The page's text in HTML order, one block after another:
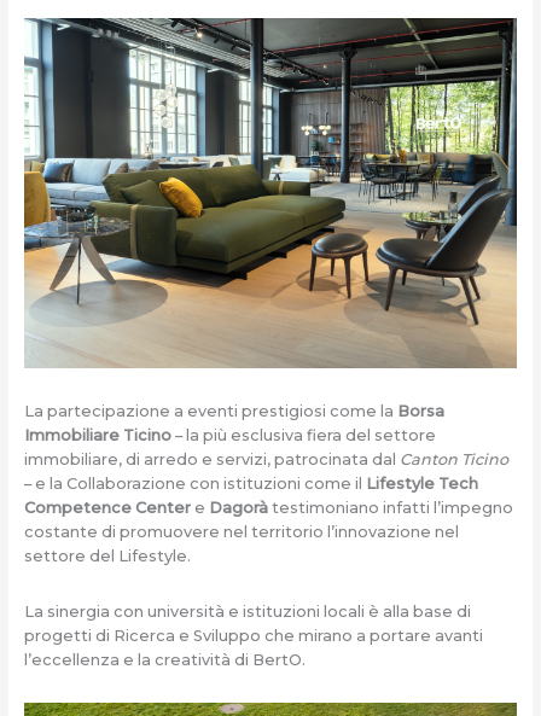
La partecipazione a eventi prestigiosi come la Borsa
Immobiliare Ticino – la più esclusiva fiera del settore
immobiliare, di arredo e servizi, patrocinata dal Canton Ticino
– e la Collaborazione con istituzioni come il Lifestyle Tech
Competence Centere Dagoràtestimoniano infatti l’impegno
costante di promuovere nel territorio l’innovazione nel
settore del Lifestyle.
La sinergia con università e istituzioni locali è alla base di
progetti di Ricerca e Sviluppo che mirano a portare avanti
l’eccellenza e la creatività di BertO.